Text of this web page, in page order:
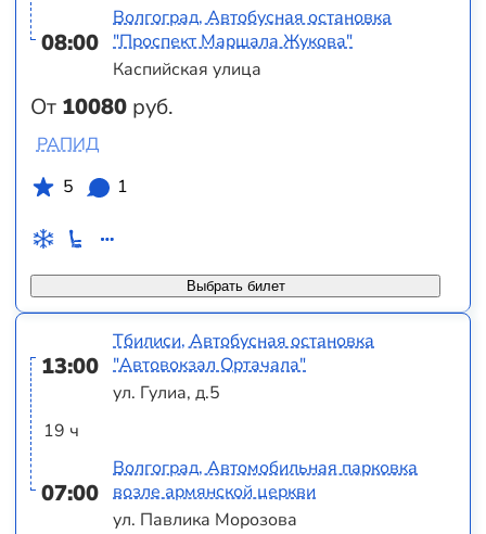
08:00
От 10080 руб.
Волгоград, Автобусная остановка
"Проспект Маршала Жукова"
Каспийская улица
Выбрать билет
РАПИД
5
1
13:00
19 ч
07:00
Тбилиси, Автобусная остановка
"Автовокзал Ортачала"
ул. Гулиа, д.5
Волгоград, Автомобильная парковка
возле армянской церкви
ул. Павлика Морозова